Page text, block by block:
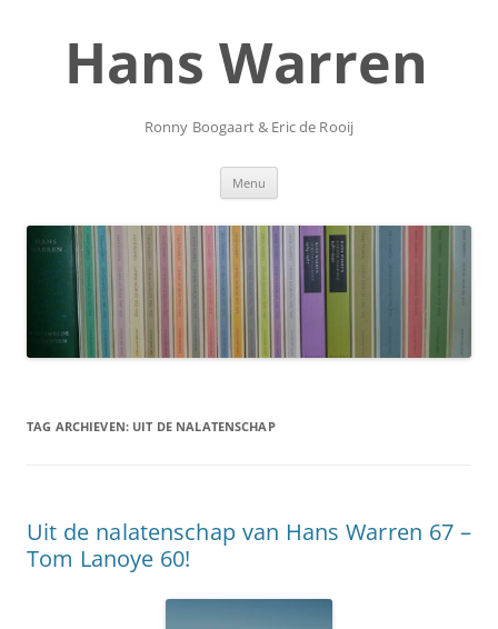
inhoudHans Warren
Ronny Boogaart & Eric de Rooij
Menu
TAG ARCHIEVEN: UIT DE NALATENSCHAP
Uit de nalatenschap van Hans Warren 67 –
Tom Lanoye 60!